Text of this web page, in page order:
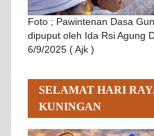
Foto ; Pawintenan Dasa
dipuput oleh Ida Rsi Agung
6/9/2025 ( Ajk )
SELAMAT HARI
KUNINGAN